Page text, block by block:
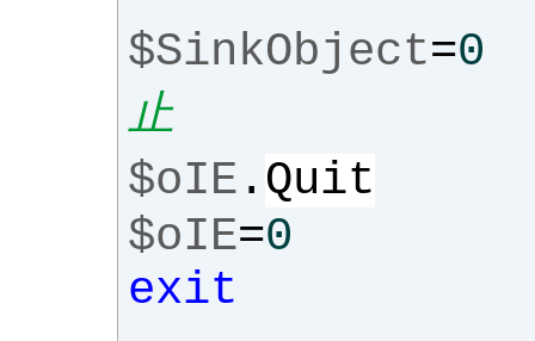
$SinkObject=0
止
$oIE . Quit
$oIE=0
exit